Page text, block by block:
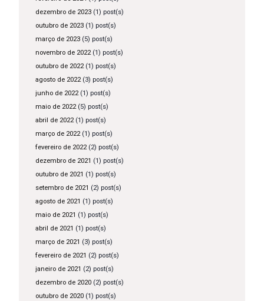
dezembro de 2023(1) post(s)
outubro de 2023(1) post(s)
março de 2023(5) post(s)
novembro de 2022(1) post(s)
outubro de 2022(1) post(s)
agosto de 2022(3) post(s)
junho de 2022(1) post(s)
maio de 2022(5) post(s)
abril de 2022(1) post(s)
março de 2022(1) post(s)
fevereiro de 2022(2) post(s)
dezembro de 2021 (1) post(s)
outubro de 2021 (1) post(s)
setembro de 2021 (2) post(s)
agosto de 2021 (1) post(s)
maio de 2021 (1) post(s)
abril de 2021 (1) post(s)
março de 2021 (3) post(s)
fevereiro de 2021 (2) post(s)
janeiro de 2021 (2) post(s)
dezembro de 2020(2) post(s)
outubro de 2020(1) post(s)